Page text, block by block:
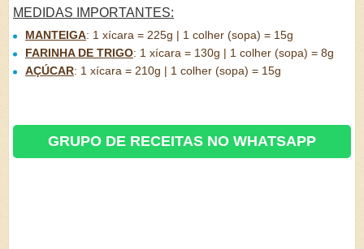
MEDIDAS IMPORTANTES:
MANTEIGA: 1 xícara = 225g | 1 colher (sopa) = 15g
FARINHA DE TRIGO: 1 xícara = 130g | 1 colher (sopa) = 8g
AÇÚCAR: 1 xícara = 210g | 1 colher (sopa) = 15g
GRUPO DE RECEITAS NO WHATSAPP